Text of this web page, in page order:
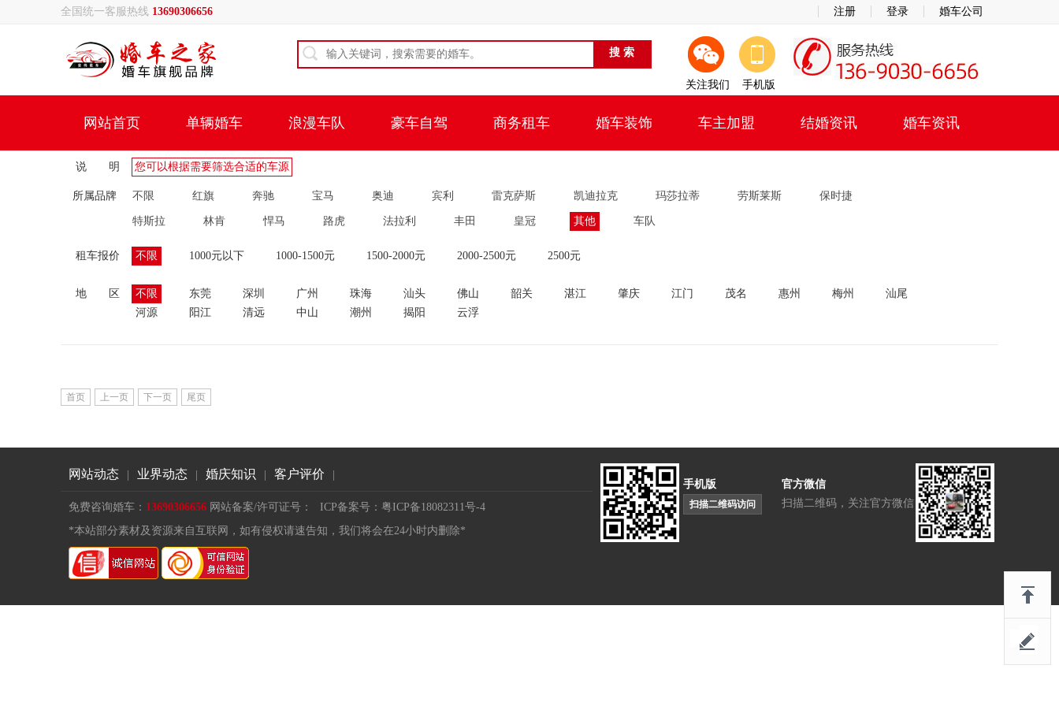
全国统一客服热线 13690306656 注册 登录 婚车公司
关注我们 手机版
网站首页 单辆婚车 浪漫车队 豪车自驾 商务租车 婚车装饰 车主加盟 结婚资讯 婚车资讯
说 明 您可以根据需要筛选合适的车源
所属品牌 不限 红旗 奔驰 宝马 奥迪 宾利 雷克萨斯 凯迪拉克 玛莎拉蒂 劳斯莱斯 保时捷
特斯拉 林肯 悍马 路虎 法拉利 丰田 皇冠 其他 车队
租车报价 不限 1000元以下 1000-1500元 1500-2000元 2000-2500元 2500元
地 区 不限 东莞 深圳 广州 珠海 汕头 佛山 韶关 湛江 肇庆 江门 茂名 惠州 梅州
汕尾
河源
阳江 清远 中山 潮州 揭阳 云浮
首页 上一页 下一页 尾页
网站动态 业界动态 婚庆知识 客户评价
免费咨询婚车： 13690306656 网站备案/许可证号：
ICP备案号：粤ICP备18082311号-4
*本站部分素材及资源来自互联网，如有侵权请速告知，我们将会在24小时内删除*
手机版
扫描二维码访问
官方微信
扫描二维码，关注官方微信